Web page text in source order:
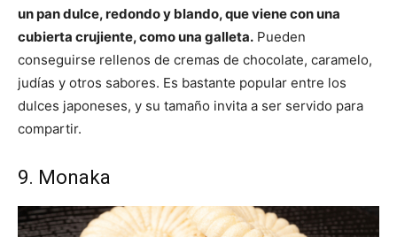
un pan dulce, redondo y blando, que viene con una
cubierta crujiente, como una galleta. Pueden
conseguirse rellenos de cremas de chocolate, caramelo,
judías y otros sabores. Es bastante popular entre los
dulces japoneses, y su tamaño invita a ser servido para
compartir.
9. Monaka